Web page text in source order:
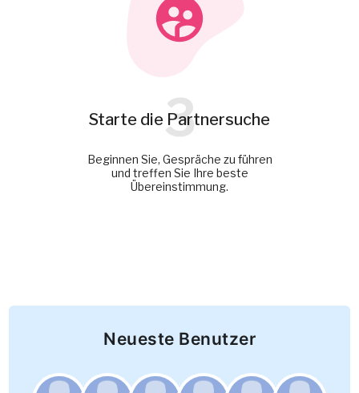
Starte die Partnersuche
3
Beginnen Sie, Gespräche zu führen
und treffen Sie Ihre beste
Übereinstimmung.
Neueste Benutzer